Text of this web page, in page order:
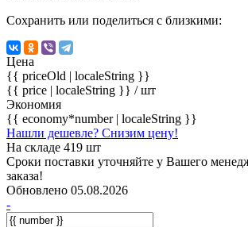
Сохранить или поделиться с близкими:
Цена
{{ priceOld | localeString }}
{{ price | localeString }} / шт
Экономия
{{ economy*number | localeString }}
Нашли дешевле? Снизим цену!
На складе 419 шт
Сроки поставки уточняйте у Вашего
заказа!
Обновлено 05.08.2026
-